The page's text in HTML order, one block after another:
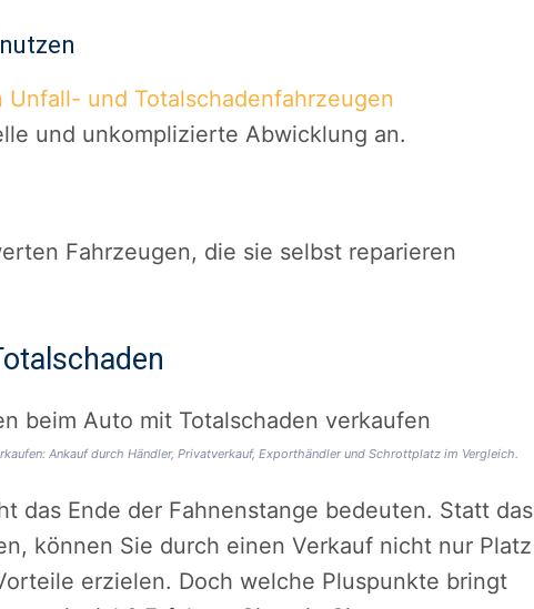
Unfall- und Totalschadenfahrzeugen
und unkomplizierte Abwicklung an.
Fahrzeugen, die sie selbst reparieren
Ankauf durch Händler, Privatverkauf, Exporthändler und Schrottplatz im Vergleich.
das Ende der Fahnenstange bedeuten. Statt das
können Sie durch einen Verkauf nicht nur Platz
erzielen. Doch welche Pluspunkte bringt